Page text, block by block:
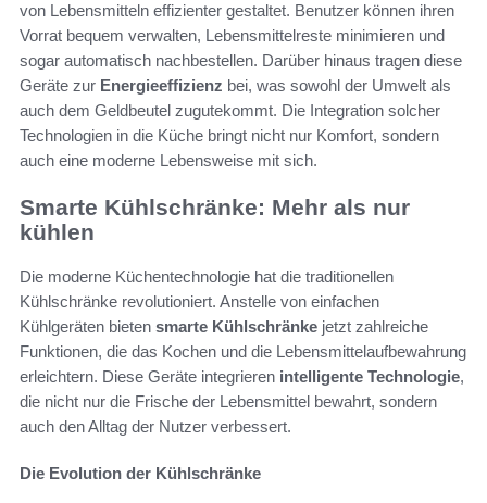
von Lebensmitteln effizienter gestaltet. Benutzer können ihren
Vorrat bequem verwalten, Lebensmittelreste minimieren und
sogar automatisch nachbestellen. Darüber hinaus tragen diese
Geräte zur Energieeffizienz bei, was sowohl der Umwelt als
auch dem Geldbeutel zugutekommt. Die Integration solcher
Technologien in die Küche bringt nicht nur Komfort, sondern
auch eine moderne Lebensweise mit sich.
Smarte Kühlschränke: Mehr als nur
kühlen
Die moderne Küchentechnologie hat die traditionellen
Kühlschränke revolutioniert. Anstelle von einfachen
Kühlgeräten bieten smarte Kühlschränke jetzt zahlreiche
Funktionen, die das Kochen und die Lebensmittelaufbewahrung
erleichtern. Diese Geräte integrieren intelligente Technologie,
die nicht nur die Frische der Lebensmittel bewahrt, sondern
auch den Alltag der Nutzer verbessert.
Die Evolution der Kühlschränke